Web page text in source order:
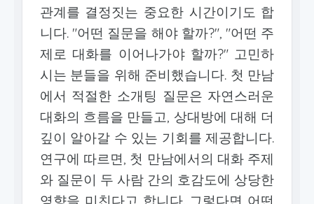
관계를 결정짓는 중요한 시간이기도 합
니다. "어떤 질문을 해야 할까?", "어떤 주
제로 대화를 이어나가야 할까?" 고민하
시는 분들을 위해 준비했습니다. 첫 만남
에서 적절한 소개팅 질문은 자연스러운
대화의 흐름을 만들고, 상대방에 대해 더
깊이 알아갈 수 있는 기회를 제공합니다.
연구에 따르면, 첫 만남에서의 대화 주제
와 질문이 두 사람 간의 호감도에 상당한
영향을 미친다고 합니다. 그렇다면 어떤